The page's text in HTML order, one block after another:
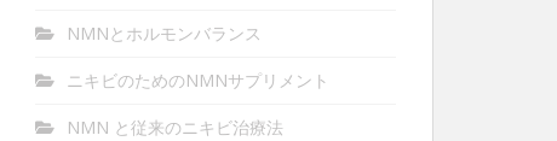
NMNとホルモンバランス
ニキビのためのNMNサプリメント
NMN と従来のニキビ治療法